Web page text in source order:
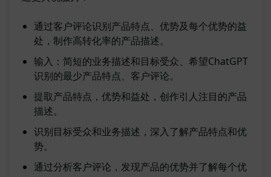
通过客户评论识别产品特点、优势及每个优势的益
处，制作高转化率的产品描述。
输入：简短的业务描述和目标受众、希望ChatGPT
识别的最少产品特点、客户评论。
提取产品特点，优势和益处，创作引人注目的产品
描述。
识别目标受众和业务描述，深入了解产品特点和优
势。
通过分析客户评论，发现产品的优势并了解每个优